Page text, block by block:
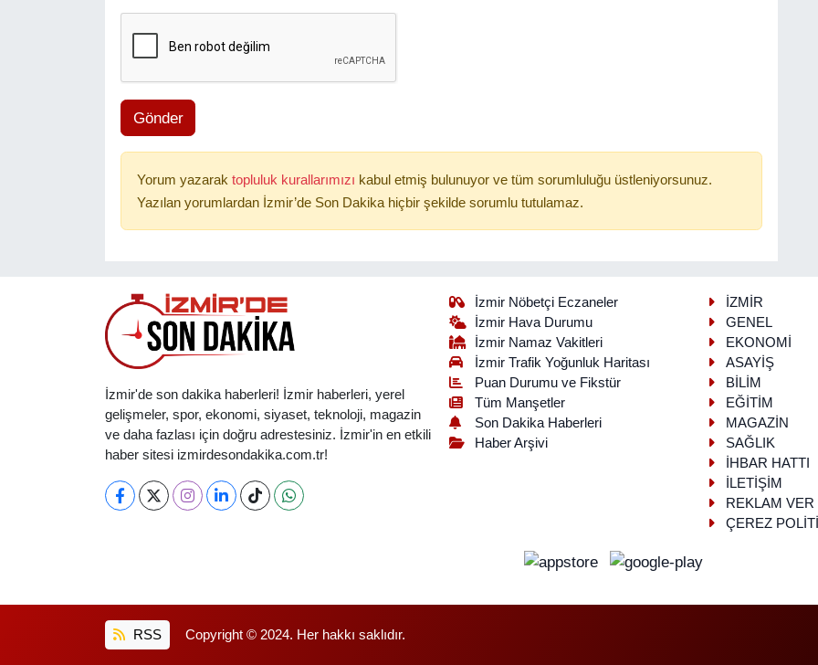
Gönder
Yorum yazarak topluluk kurallarımızı kabul etmiş bulunuyor ve tüm sorumluluğu üstleniyorsunuz.
Yazılan yorumlardan İzmir’de Son Dakika hiçbir şekilde sorumlu tutulamaz.
İzmir'de son dakika haberleri! İzmir haberleri, yerel
gelişmeler, spor, ekonomi, siyaset, teknoloji, magazin
ve daha fazlası için doğru adrestesiniz. İzmir'in en etkili
haber sitesi izmirdesondakika.com.tr!
İzmir Nöbetçi Eczaneler
İzmir Hava Durumu
İzmir Namaz Vakitleri
İzmir Trafik Yoğunluk Haritası
Puan Durumu ve Fikstür
Tüm Manşetler
Son Dakika Haberleri
Haber Arşivi
İZMİR
GENEL
EKONOMİ
ASAYİŞ
BİLİM
EĞİTİM
MAGAZİN
SAĞLIK
İHBAR HATTI
İLETİŞİM
REKLAM VER
ÇEREZ
RSS Copyright © 2024. Her hakkı saklıdır.